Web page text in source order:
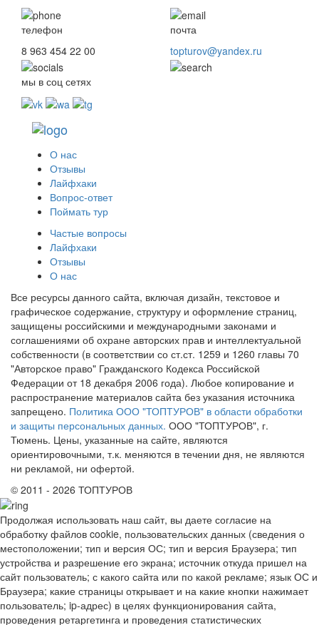
телефон
8 963 454 22 00
почта
topturov@yandex.ru
мы в соц сетях
О нас
Отзывы
Лайфхаки
Вопрос-ответ
Поймать тур
Частые вопросы
Лайфхаки
Отзывы
О нас
Все ресурсы данного сайта, включая дизайн, текстовое и
графическое содержание, структуру и оформление страниц,
защищены российскими и международными законами и
соглашениями об охране авторских прав и интеллектуальной
собственности (в соответствии со ст.ст. 1259 и 1260 главы 70
"Авторское право" Гражданского Кодекса Российской
Федерации от 18 декабря 2006 года). Любое копирование и
распространение материалов сайта без указания источника
запрещено. Политика ООО "ТОПТУРОВ" в области обработки
и защиты персональных данных. ООО "ТОПТУРОВ", г.
Тюмень. Цены, указанные на сайте, являются
ориентировочными, т.к. меняются в течении дня, не являются
ни рекламой, ни офертой.
© 2011 - 2026 ТОПТУРОВ
Продолжая использовать наш сайт, вы даете согласие на
обработку файлов cookie, пользовательских данных (сведения о
местоположении; тип и версия ОС; тип и версия Браузера; тип
устройства и разрешение его экрана; источник откуда пришел на
сайт пользователь; с какого сайта или по какой рекламе; язык ОС и
Браузера; какие страницы открывает и на какие кнопки нажимает
пользователь; ip-адрес) в целях функционирования сайта,
проведения ретаргетинга и проведения статистических